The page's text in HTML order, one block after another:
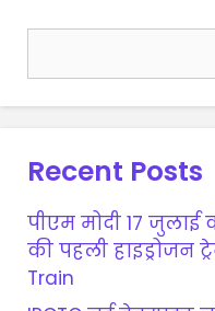
Recent Posts
पीएम मोदी 17 जुलाई
की पहली हाइड्रोजन
Train